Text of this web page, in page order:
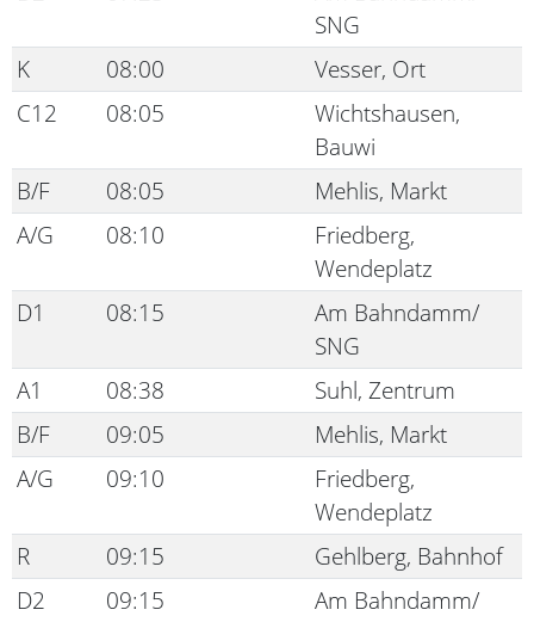
SNG
K
08:00
Vesser, Ort
C12
08:05
Wichtshausen,
Bauwi
B/F
08:05
Mehlis, Markt
A/G
08:10
Friedberg,
Wendeplatz
D1
08:15
Am Bahndamm/
SNG
A1
08:38
Suhl, Zentrum
B/F
09:05
Mehlis, Markt
A/G
09:10
Friedberg,
Wendeplatz
R
09:15
Gehlberg, Bahnhof
D2
09:15
Am Bahndamm/